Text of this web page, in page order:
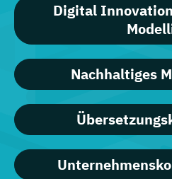
Digital
Nachhaltiges